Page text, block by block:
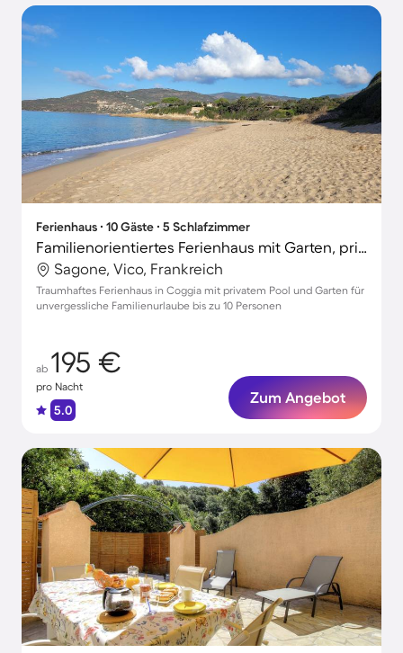
Ferienhaus ∙ 10 Gäste ∙ 5 Schlafzimmer
Familienorientiertes Ferienhaus mit Garten, privatem Pool und Grill | Strand in der Nähe
Sagone, Vico, Frankreich
Traumhaftes Ferienhaus in Coggia mit privatem Pool und Garten für
unvergessliche Familienurlaube bis zu 10 Personen
ab 195 €
pro Nacht
5.0
Zum Angebot